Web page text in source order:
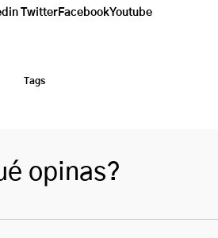
Twitter FacebookYoutube
Tags
opinas?